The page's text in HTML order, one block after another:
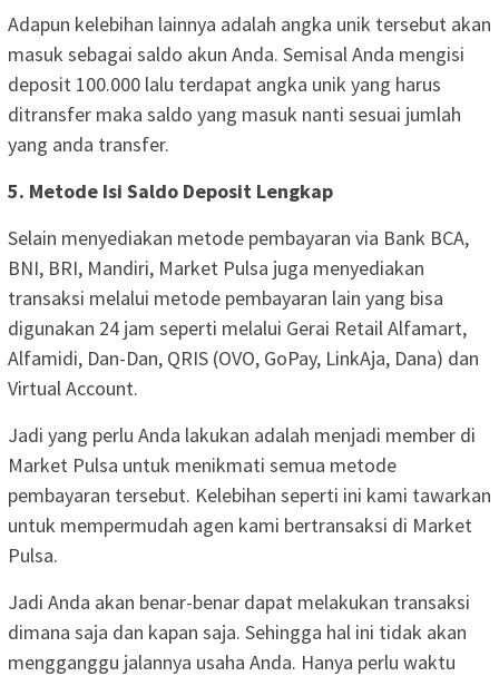
Adapun kelebihan lainnya adalah angka unik tersebut akan
masuk sebagai saldo akun Anda. Semisal Anda mengisi
deposit 100.000 lalu terdapat angka unik yang harus
ditransfer maka saldo yang masuk nanti sesuai jumlah
yang anda transfer.
5. Metode Isi Saldo Deposit Lengkap
Selain menyediakan metode pembayaran via Bank BCA,
BNI, BRI, Mandiri, Market Pulsa juga menyediakan
transaksi melalui metode pembayaran lain yang bisa
digunakan 24 jam seperti melalui Gerai Retail Alfamart,
Alfamidi, Dan-Dan, QRIS (OVO, GoPay, LinkAja, Dana) dan
Virtual Account.
Jadi yang perlu Anda lakukan adalah menjadi member di
Market Pulsa untuk menikmati semua metode
pembayaran tersebut. Kelebihan seperti ini kami tawarkan
untuk mempermudah agen kami bertransaksi di Market
Pulsa.
Jadi Anda akan benar-benar dapat melakukan transaksi
dimana saja dan kapan saja. Sehingga hal ini tidak akan
mengganggu jalannya usaha Anda. Hanya perlu waktu